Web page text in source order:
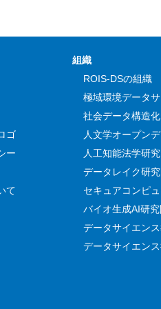
ゴ
ー
て
組織
ROIS-DSの組織
極域環境データ
社会データ構造
人文学オープン
人工知能法学研
データレイク研
セキュアコンピ
バイオ生成AI研
データサイエン
データサイエン